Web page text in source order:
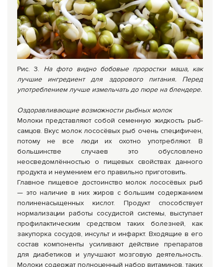
Рис. 3. На фото видно бобовые проростки маша, как
лучшие ингредиент для здорового питания. Перед
употреблением лучше измельчать до пюре на блендере.
Оздоравливающие возможности рыбных молок
Молоки представляют собой семенную жидкость рыб-
самцов. Вкус молок лососёвых рыб очень специфичен,
потому не все люди их охотно употребляют. В
большинстве случаев это обусловлено
неосведомлённостью о пищевых свойствах данного
продукта и неумением его правильно приготовить.
Главное пищевое достоинство молок лососёвых рыб
— это наличие в них жиров с большим содержанием
полиненасыщенных кислот. Продукт способствует
нормализации работы сосудистой системы, выступает
профилактическим средством таких болезней, как
закупорка сосудов, инсульт и инфаркт. Входящие в его
состав компоненты усиливают действие препаратов
для диабетиков и улучшают мозговую деятельность.
Молоки содержат полноценный набор витаминов, таких